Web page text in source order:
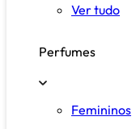
Ver tudo
Perfumes
Femininos